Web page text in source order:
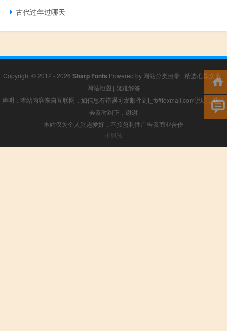
古代过年过哪天
Copyright © 2012 - 2026 Sharp Fonts Powered by 网站分类目录 | 精选推荐文章 |
网站地图 | 疑难解答
声明：本站内容来自互联网，如信息有错误可发邮件到f_fb#foxmail.com说明，我们
会及时纠正，谢谢
本站仅为个人兴趣爱好，不接盈利性广告及商业合作
小男孩